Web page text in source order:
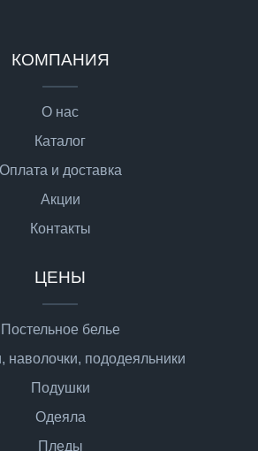
КОМПАНИЯ
О нас
Каталог
Оплата и доставка
Акции
Контакты
ЦЕНЫ
Постельное белье
наволочки, пододеяльники
Подушки
Одеяла
Пледы